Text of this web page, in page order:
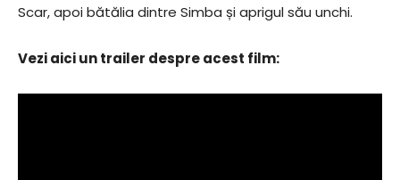
Scar, apoi bătălia dintre Simba și aprigul său unchi.
Vezi aici un trailer despre acest film: